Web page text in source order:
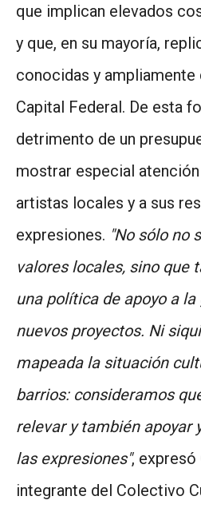
que implican elevados
y que, en su mayoría,
conocidas y ampliamente
Capital Federal. De esta
detrimento de un
mostrar especial
artistas locales y a sus
expresiones. "No sólo no
valores locales, sino que
una política de apoyo a
nuevos proyectos. Ni
mapeada la situación
barrios: consideramos
relevar y también apoyar
las expresiones", expresó
integrante del Colectivo